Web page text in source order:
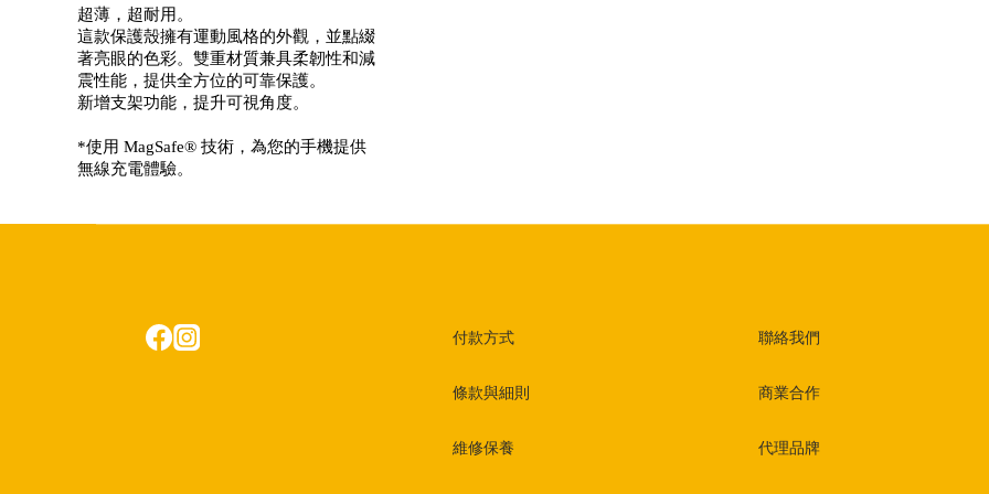
超薄，超耐用。
這款保護殼擁有運動風格的外觀，並點綴
著亮眼的色彩。雙重材質兼具柔韌性和減
震性能，提供全方位的可靠保護。
新增支架功能，提升可視角度。
*使用 MagSafe® 技術，為您的手機提供
無線充電體驗。
付款方式
條款與細則
維修保養
聯絡我們
商業合作
代理品牌